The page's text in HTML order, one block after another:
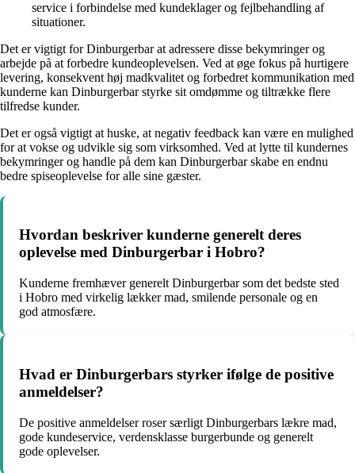
service i forbindelse med kundeklager og fejlbehandling af
situationer.
Det er vigtigt for Dinburgerbar at adressere disse bekymringer og
arbejde på at forbedre kundeoplevelsen. Ved at øge fokus på hurtigere
levering, konsekvent høj madkvalitet og forbedret kommunikation med
kunderne kan Dinburgerbar styrke sit omdømme og tiltrække flere
tilfredse kunder.
Det er også vigtigt at huske, at negativ feedback kan være en mulighed
for at vokse og udvikle sig som virksomhed. Ved at lytte til kundernes
bekymringer og handle på dem kan Dinburgerbar skabe en endnu
bedre spiseoplevelse for alle sine gæster.
Hvordan beskriver kunderne generelt deres
oplevelse med Dinburgerbar i Hobro?
Kunderne fremhæver generelt Dinburgerbar som det bedste sted
i Hobro med virkelig lækker mad, smilende personale og en
god atmosfære.
Hvad er Dinburgerbars styrker ifølge de positive
anmeldelser?
De positive anmeldelser roser særligt Dinburgerbars lækre mad,
gode kundeservice, verdensklasse burgerbunde og generelt
gode oplevelser.